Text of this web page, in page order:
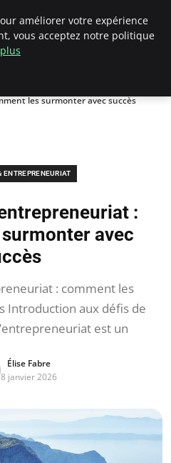
les surmonter avec succès
ENTREPRENEURIAT
:
avec
: comment les
Introduction aux défis de
est un
Élise Fabre
8 janvier 2026
améliorer votre expérience
vous acceptez notre politique